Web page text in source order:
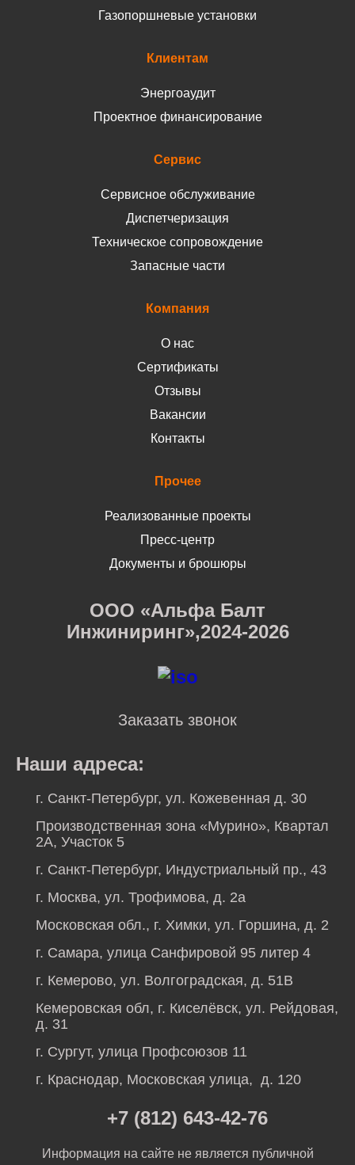
Газопоршневые установки
Клиентам
Энергоаудит
Проектное финансирование
Сервис
Сервисное обслуживание
Диспетчеризация
Техническое сопровождение
Запасные части
Компания
О нас
Сертификаты
Отзывы
Вакансии
Контакты
Прочее
Реализованные проекты
Пресс-центр
Документы и брошюры
ООО «Альфа Балт
Инжиниринг»,2024-2026
Заказать звонок
Наши адреса:
г. Санкт-Петербург, ул. Кожевенная д. 30
Производственная зона «Мурино», Квартал
2А, Участок 5
г. Санкт-Петербург, Индустриальный пр., 43
г. Москва, ул. Трофимова, д. 2а
Московская обл., г. Химки, ул. Горшина, д. 2
г. Самара, улица Санфировой 95 литер 4
г. Кемерово, ул. Волгоградская, д. 51В
Кемеровская обл, г. Киселёвск, ул. Рейдовая,
д. 31
г. Сургут, улица Профсоюзов 11
г. Краснодар, Московская улица, д. 120
+7 (812) 643-42-76
Информация на сайте не является публичной